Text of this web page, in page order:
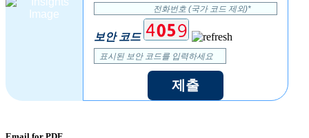
보안 코드
제출